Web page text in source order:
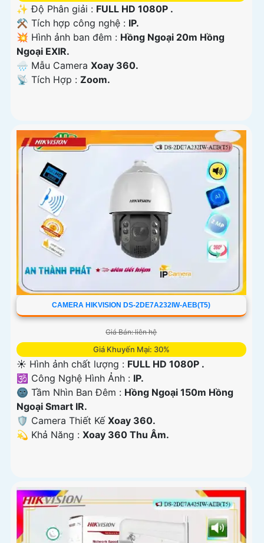
✨ Độ Phân giải : FULL HD 1080P .
⚒ Tích hợp công nghệ : IP.
💥 Hình ảnh ban đêm : Hồng Ngoại 20m Hồng
Ngoại EXIR.
🌧️ Mẫu Camera Xoay 360.
️📡 Tích Hợp : Zoom.
CAMERA HIKVISION DS-2DE7A232IW-AEB(T5)
Giá Bán: liên hệ
Giá Khuyến Mại: 30%
☀️ Hình ảnh chất lượng : FULL HD 1080P .
🕉️ Công Nghệ Hình Ảnh : IP.
🌚 Tầm Nhìn Ban Đêm : Hồng Ngoại 150m Hồng
Ngoại Smart IR.
🛡 Camera Thiết Kế Xoay 360.
️💫 Khả Năng : Xoay 360 Thu Âm.